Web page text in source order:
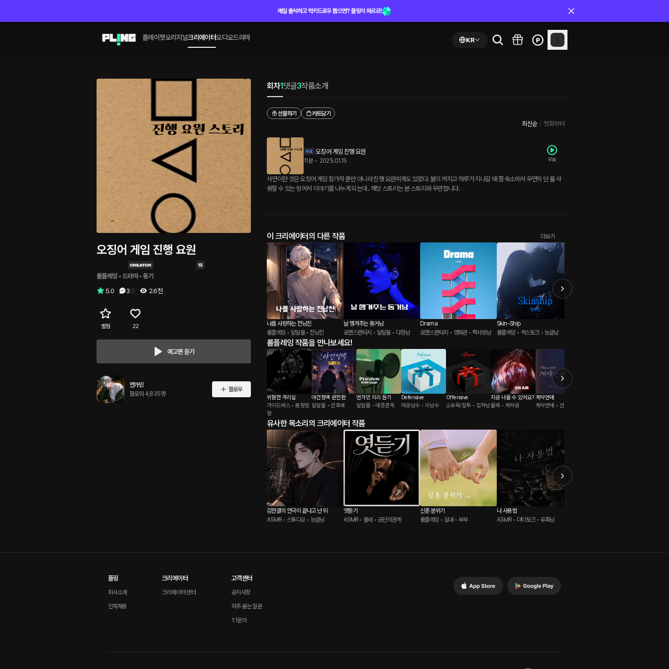
매일 출석하고 럭키드로우 뽑으면? 플링이 와르르!
플레이챗오리지널크리에이터오디오드라마 KR
오징어 게임 진행 요원
롤플레잉 • 드라마 • 동기
5.0
3 2.6천
별점 22
연가민
팔로워 4,835명
팔로우
예고편 듣기
회차1댓글3작품소개
선물하기 카트담기
최신순 첫화부터
오징어 게임 진행 요원
11분 • 2025.01.15 무료
사연이란 것은 오징어 게임 참가자 뿐만 아니라 진행 요원에게도 있었다. 불이 꺼지고 하루가 지나갈 때 쯤 숙소에서 우연히 단 둘 사
용할 수 있는 방에서 이야기를 나누게 되는데.. 해당 스토리는 본 스토리와 무관합니다.
이 크리에이터의 다른 작품 더보기
나를 사랑하는 전남친
롤플레잉 • 달달물 • 전남친
날 챙겨주는 동거남
로맨스판타지 • 달달물 • 다정남
Drama
로맨스판타지 • 영화관 • 짝사랑남
Skin-Ship
롤플레잉 • 섹스토크 • 능글남
롤플레잉 작품을 만나보세요!
위험한 격리실
가이드버스 • 몸정맘
정
야간정액 완전판
달달물 • 선후배
연가민 미리 듣기
달달물 • 애증관계
Defensive
여공남수 • 미남수
Offensive
소유욕/질투 • 집착남
지금 나올 수 있어요?
몰래 • 계략공
계약연애
계약연애 • 선후배
유사한 목소리의 크리에이터 작품
김한결의 연극이 끝나고 난 뒤
ASMR • 스튜디오 • 능글남
엿듣기
ASMR • 몰래 • 금단의관계
신혼 분위기
롤플레잉 • 실내 • 부부
나 사용법
ASMR • 더티토크 • 유혹남
플링
회사소개
인재채용
크리에이터
크리에이터 센터
고객센터
공지사항
자주 묻는 질문
1:1문의